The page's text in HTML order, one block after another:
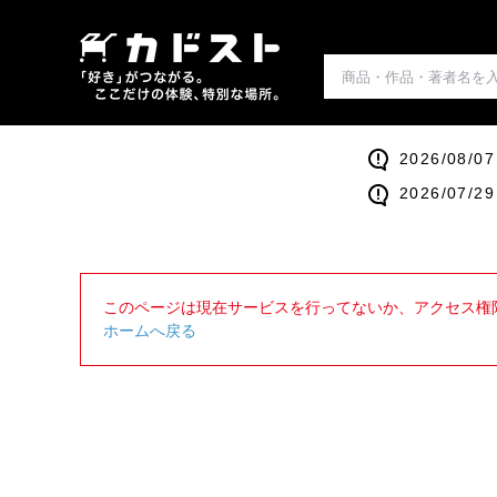
2026/08/07
2026/07/29
このページは現在サービスを行ってないか、アクセス
ホームへ戻る